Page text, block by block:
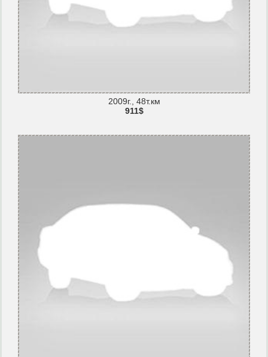
2009г., 48т.км
911$